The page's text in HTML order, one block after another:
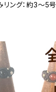
ング：約3～5号